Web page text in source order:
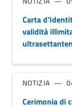
Carta
validità
NOTIZIA
Cerimonia di